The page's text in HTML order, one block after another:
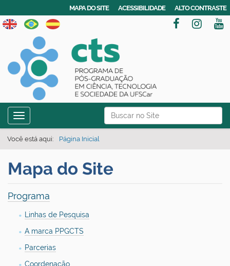
MAPA DO SITE ACESSIBILIDADE ALTO CONTRASTE
Busca
Busca Avançada…
Toggle navigation
Você está aqui: Página Inicial
Mapa do Site
Programa
Linhas de Pesquisa
A marca PPGCTS
Parcerias
Coordenação